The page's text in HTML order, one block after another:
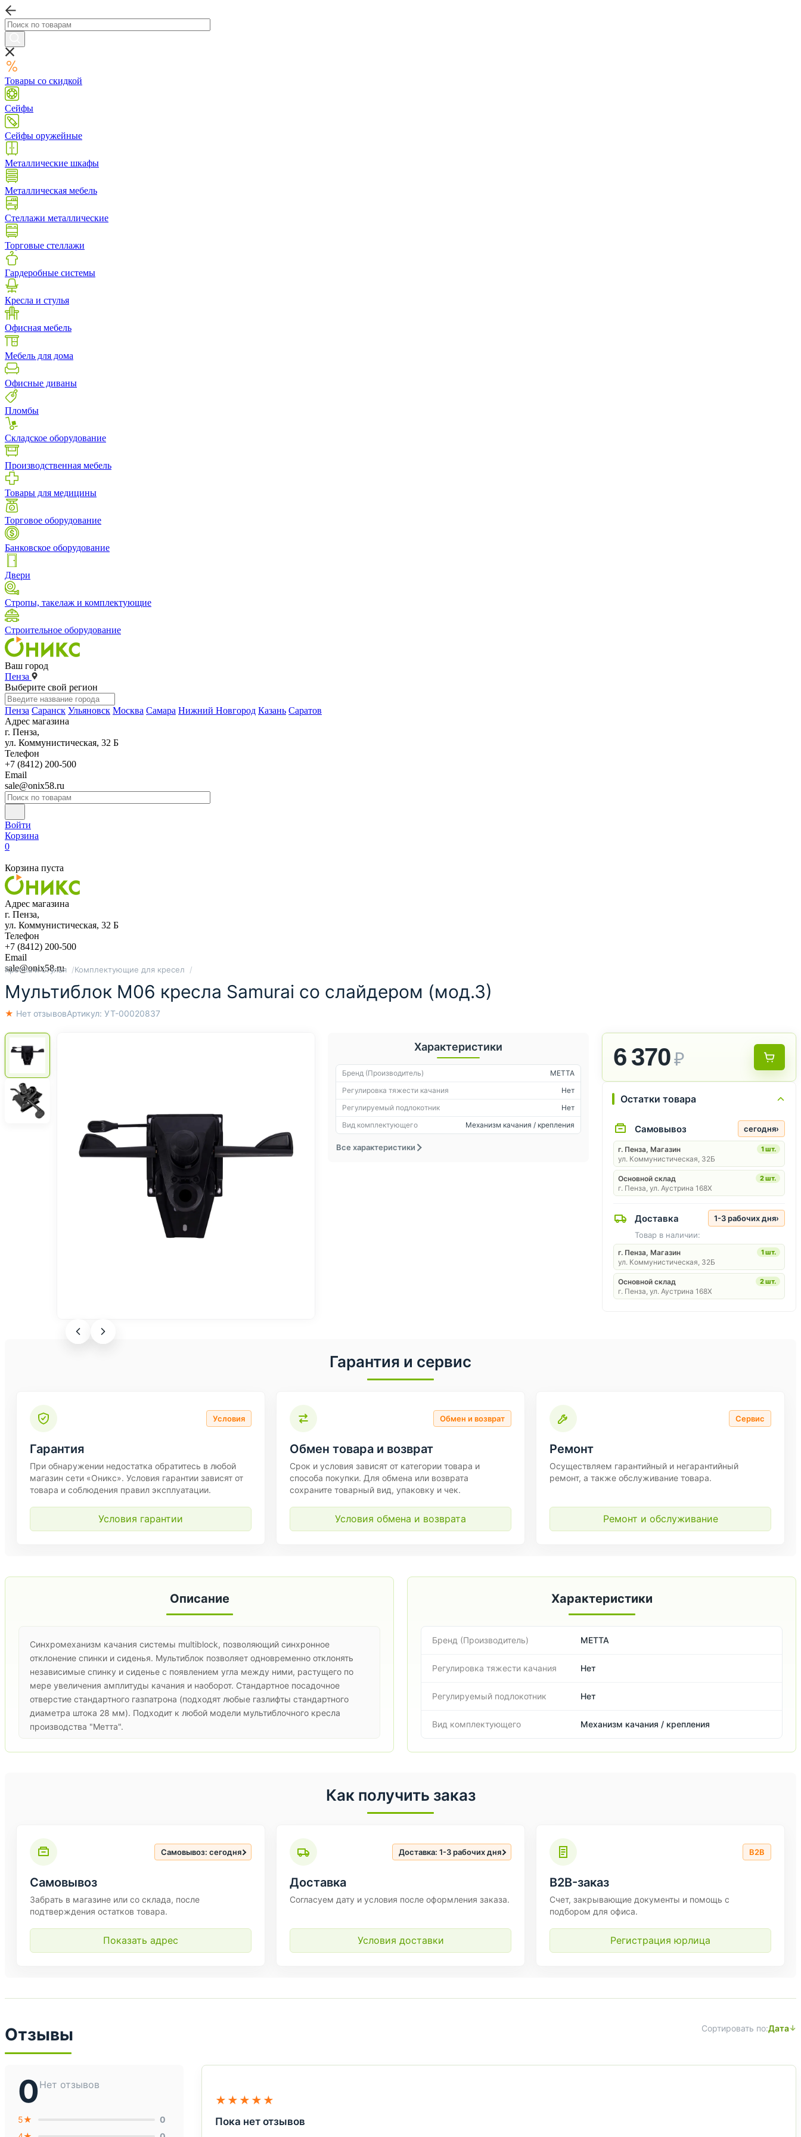
Товары со скидкой
Сейфы
Сейфы оружейные
Металлические шкафы
Металлическая мебель
Стеллажи металлические
Торговые стеллажи
Гардеробные системы
Кресла и стулья
Офисная мебель
Мебель для дома
Офисные диваны
Пломбы
Складское оборудование
Производственная мебель
Товары для медицины
Торговое оборудование
Банковское оборудование
Двери
Стропы, такелаж и комплектующие
Строительное оборудование
Ваш город
Пенза
Выберите свой регион
Пенза Саранск Ульяновск Москва Самара Нижний Новгород Казань Саратов
Адрес магазина
г. Пенза,
ул. Коммунистическая, 32 Б
Телефон
+7 (8412) 200-500
Email
sale@onix58.ru
Войти
Корзина
0
Корзина пуста
Адрес магазина
г. Пенза,
ул. Коммунистическая, 32 Б
Телефон
+7 (8412) 200-500
Email
sale@onix58.ru
Кресла и стулья Комплектующие для кресел
Мультиблок М06 кресла Samurai со слайдером (мод.3)
★ Нет отзывовАртикул: УТ-00020837
Характеристики
Бренд (Производитель)
METTA
Регулировка тяжести качания
Нет
Регулируемый подлокотник
Нет
Вид комплектующего
Механизм качания / крепления
Все характеристики
6 370₽
Остатки товара
Самовывоз сегодня›
г. Пенза, Магазин 1 шт.
ул. Коммунистическая, 32Б
Основной склад 2 шт.
г. Пенза, ул. Аустрина 168Х
Доставка 1-3 рабочих дня›
Товар в наличии:
г. Пенза, Магазин 1 шт.
ул. Коммунистическая, 32Б
Основной склад 2 шт.
г. Пенза, ул. Аустрина 168Х
Гарантия и сервис
Условия
Гарантия
При обнаружении недостатка обратитесь в любой
магазин сети «Оникс». Условия гарантии зависят от
товара и соблюдения правил эксплуатации.
Условия гарантии
Обмен и возврат
Обмен товара и возврат
Срок и условия зависят от категории товара и
способа покупки. Для обмена или возврата
сохраните товарный вид, упаковку и чек.
Условия обмена и возврата
Сервис
Ремонт
Осуществляем гарантийный и негарантийный
ремонт, а также обслуживание товара.
Ремонт и обслуживание
Описание
Синхромеханизм качания системы multiblock, позволяющий синхронное
отклонение спинки и сиденья. Мультиблок позволяет одновременно отклонять
независимые спинку и сиденье с появлением угла между ними, растущего по
мере увеличения амплитуды качания и наоборот. Стандартное посадочное
отверстие стандартного газпатрона (подходят любые газлифты стандартного
диаметра штока 28 мм). Подходит к любой модели мультиблочного кресла
производства "Метта".
Характеристики
Бренд (Производитель) METTA
Регулировка тяжести качания Нет
Регулируемый подлокотник Нет
Вид комплектующего Механизм качания / крепления
Как получить заказ
Самовывоз: сегодня
Самовывоз
Забрать в магазине или со склада, после
подтверждения остатков товара.
Показать адрес
Доставка: 1-3 рабочих дня
Доставка
Согласуем дату и условия после оформления заказа.
Условия доставки
B2B
B2B-заказ
Счет, закрывающие документы и помощь с
подбором для офиса.
Регистрация юрлица
Отзывы Сортировать по:Дата
0Нет отзывов
5★
0
★★★★★
Пока нет отзывов